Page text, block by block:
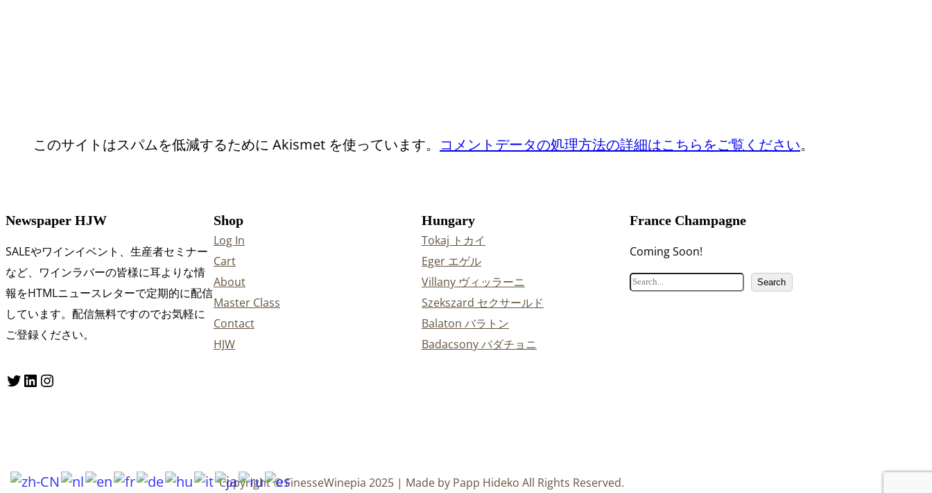
このサイトはスパムを低減するために Akismet を使っています。 コメントデータの処理方法の詳細はこちらをご覧ください。
Newspaper HJW
SALEやワインイベント、生産者セミナー
など、ワインラバーの皆様に耳よりな情
報をHTMLニュースレターで定期的に配信
しています。配信無料ですのでお気軽に
ご登録ください。
Twitter LinkedIn Instagram
Shop
Log In
Cart
About
Master Class
Contact
HJW
Hungary
Tokaj トカイ
Eger エゲル
Villany ヴィッラーニ
Szekszard セクサールド
Balaton バラトン
Badacsony バダチョニ
France Champagne
Coming Soon!
検
Search
Copyright © FinesseWinepia 2025 | Made by Papp Hideko All Rights Reserved.